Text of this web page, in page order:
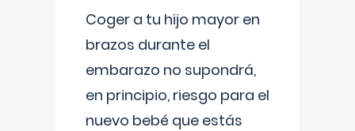
Coger a tu hijo mayor en
brazos durante el
embarazo no supondrá,
en principio, riesgo para el
nuevo bebé que estás